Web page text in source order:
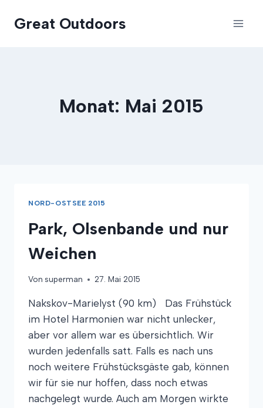
InhaltGreat Outdoors
Monat: Mai 2015
NORD-OSTSEE 2015
Park, Olsenbande und nur
Weichen
Von superman 27. Mai 2015
Nakskov-Marielyst (90 km) Das Frühstück
im Hotel Harmonien war nicht unlecker,
aber vor allem war es übersichtlich. Wir
wurden jedenfalls satt. Falls es nach uns
noch weitere Frühstücksgäste gab, können
wir für sie nur hoffen, dass noch etwas
nachgelegt wurde. Auch am Morgen wirkte